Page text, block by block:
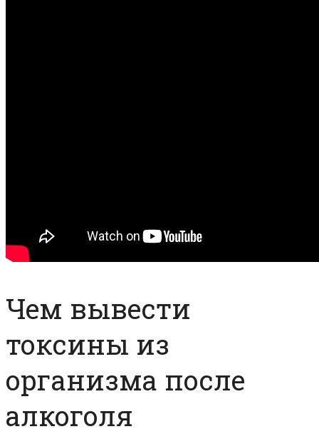
Чем вывести
токсины из
организма после
алкоголя